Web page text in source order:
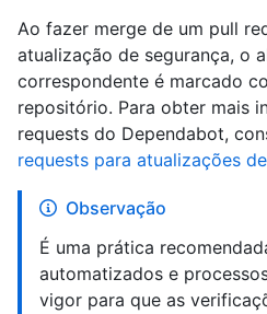
Ao fazer merge de um pull
atualização de segurança, o
correspondente é marcado
repositório. Para obter mais
requests do Dependabot,
requests para atualizações
Observação
É uma prática
automatizados e
vigor para que as